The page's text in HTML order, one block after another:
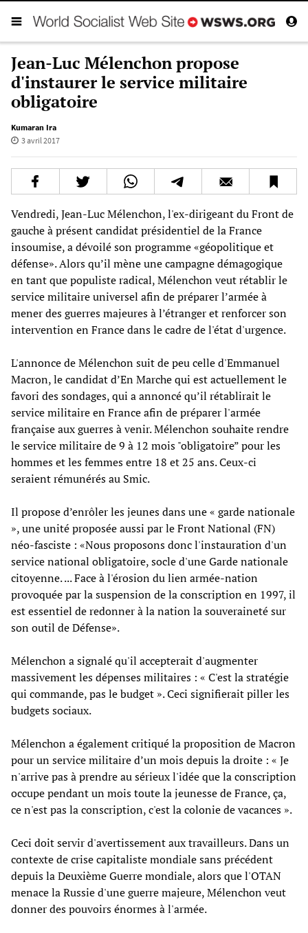
Jean-Luc Mélenchon propose
d'instaurer le service militaire
obligatoire
Kumaran Ira
3 avril 2017
Vendredi, Jean-Luc Mélenchon, l'ex-dirigeant du Front de
gauche à présent candidat présidentiel de la France
insoumise, a dévoilé son programme «géopolitique et
défense». Alors qu’il mène une campagne démagogique
en tant que populiste radical, Mélenchon veut rétablir le
service militaire universel afin de préparer l’armée à
mener des guerres majeures à l’étranger et renforcer son
intervention en France dans le cadre de l'état d'urgence.
L'annonce de Mélenchon suit de peu celle d'Emmanuel
Macron, le candidat d’En Marche qui est actuellement le
favori des sondages, qui a annoncé qu’il rétablirait le
service militaire en France afin de préparer l'armée
française aux guerres à venir. Mélenchon souhaite rendre
le service militaire de 9 à 12 mois "obligatoire” pour les
hommes et les femmes entre 18 et 25 ans. Ceux-ci
seraient rémunérés au Smic.
Il propose d’enrôler les jeunes dans une « garde nationale
», une unité proposée aussi par le Front National (FN)
néo-fasciste : «Nous proposons donc l'instauration d'un
service national obligatoire, socle d'une Garde nationale
citoyenne. ... Face à l'érosion du lien armée-nation
provoquée par la suspension de la conscription en 1997, il
est essentiel de redonner à la nation la souveraineté sur
son outil de Défense».
Mélenchon a signalé qu'il accepterait d'augmenter
massivement les dépenses militaires : « C'est la stratégie
qui commande, pas le budget ». Ceci signifierait piller les
budgets sociaux.
Mélenchon a également critiqué la proposition de Macron
pour un service militaire d’un mois depuis la droite : « Je
n'arrive pas à prendre au sérieux l'idée que la conscription
occupe pendant un mois toute la jeunesse de France, ça,
ce n'est pas la conscription, c'est la colonie de vacances ».
Ceci doit servir d'avertissement aux travailleurs. Dans un
contexte de crise capitaliste mondiale sans précédent
depuis la Deuxième Guerre mondiale, alors que l'OTAN
menace la Russie d'une guerre majeure, Mélenchon veut
donner des pouvoirs énormes à l'armée.